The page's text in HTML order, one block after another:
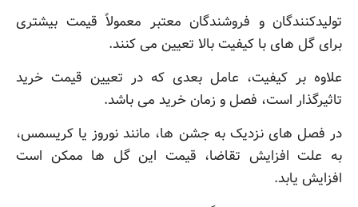
تولیدکنندگان و فروشندگان معتبر معمولاً قیمت بیشتری
برای گل های با کیفیت بالا تعیین می کنند.
علاوه بر کیفیت، عامل بعدی که در تعیین قیمت خرید
تاثیرگذار است، فصل و زمان خرید می باشد.
در فصل های نزدیک به جشن ها، مانند نوروز یا کریسمس،
به علت افزایش تقاضا، قیمت این گل ها ممکن است
افزایش یابد.